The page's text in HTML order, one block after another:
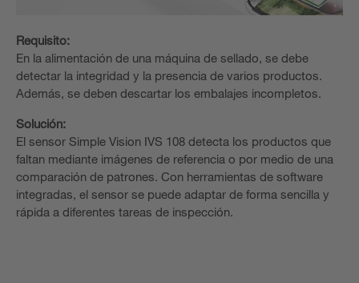
Requisito:
En la alimentación de una máquina de sellado, se debe
detectar la integridad y la presencia de varios productos.
Además, se deben descartar los embalajes incompletos.
Solución:
El sensor Simple Vision IVS 108 detecta los productos que
faltan mediante imágenes de referencia o por medio de una
comparación de patrones. Con herramientas de software
integradas, el sensor se puede adaptar de forma sencilla y
rápida a diferentes tareas de inspección.